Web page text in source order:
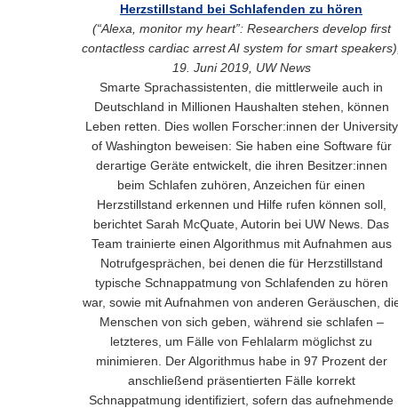
Herzstillstand bei Schlafenden zu hören
(“Alexa, monitor my heart”: Researchers develop first
contactless cardiac arrest AI system for smart
19. Juni 2019, UW News
Smarte Sprachassistenten, die mittlerweile auch in
Deutschland in Millionen Haushalten stehen, können
Leben retten. Dies wollen Forscher:innen der University
of Washington beweisen: Sie haben eine Software für
derartige Geräte entwickelt, die ihren Besitzer:innen
beim Schlafen zuhören, Anzeichen für einen
Herzstillstand erkennen und Hilfe rufen können soll,
berichtet Sarah McQuate, Autorin bei UW News. Das
Team trainierte einen Algorithmus mit Aufnahmen aus
Notrufgesprächen, bei denen die für Herzstillstand
typische Schnappatmung von Schlafenden zu hören
war, sowie mit Aufnahmen von anderen Geräuschen,
Menschen von sich geben, während sie schlafen –
letzteres, um Fälle von Fehlalarm möglichst zu
minimieren. Der Algorithmus habe in 97 Prozent der
anschließend präsentierten Fälle korrekt
Schnappatmung identifiziert, sofern das aufnehmende